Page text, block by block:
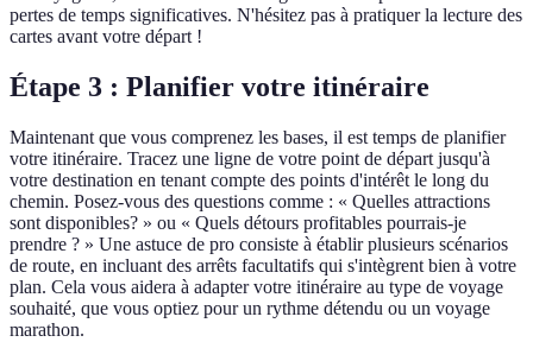
pertes de temps significatives. N'hésitez pas à pratiquer la lecture des
cartes avant votre départ !
Étape 3 : Planifier votre itinéraire
Maintenant que vous comprenez les bases, il est temps de planifier
votre itinéraire. Tracez une ligne de votre point de départ jusqu'à
votre destination en tenant compte des points d'intérêt le long du
chemin. Posez-vous des questions comme : « Quelles attractions
sont disponibles? » ou « Quels détours profitables pourrais-je
prendre ? » Une astuce de pro consiste à établir plusieurs scénarios
de route, en incluant des arrêts facultatifs qui s'intègrent bien à votre
plan. Cela vous aidera à adapter votre itinéraire au type de voyage
souhaité, que vous optiez pour un rythme détendu ou un voyage
marathon.